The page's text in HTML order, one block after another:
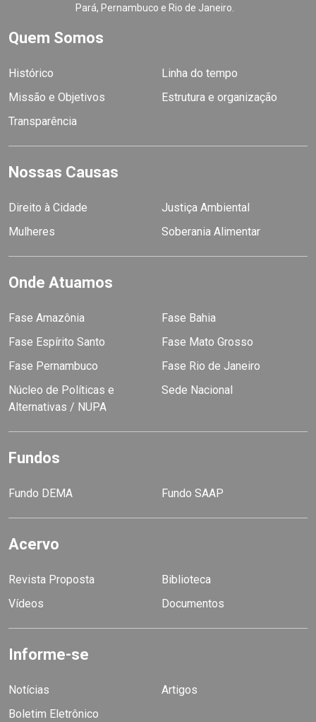
Pará, Pernambuco e Rio de Janeiro.
Quem Somos
Histórico
Linha do tempo
Missão e Objetivos
Estrutura e organização
Transparência
Nossas Causas
Direito à Cidade
Justiça Ambiental
Mulheres
Soberania Alimentar
Onde Atuamos
Fase Amazônia
Fase Bahia
Fase Espírito Santo
Fase Mato Grosso
Fase Pernambuco
Fase Rio de Janeiro
Núcleo de Políticas e
Alternativas / NUPA
Sede Nacional
Fundos
Fundo DEMA Fundo SAAP
Acervo
Revista Proposta
Biblioteca
Vídeos
Documentos
Informe-se
Notícias
Artigos
Boletim Eletrônico